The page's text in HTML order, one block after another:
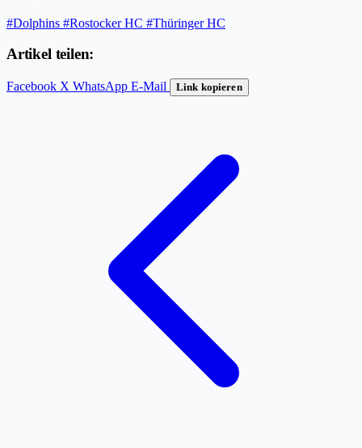
#Dolphins #Rostocker HC #Thüringer HC
Artikel teilen:
Facebook X WhatsApp E-Mail Link kopieren